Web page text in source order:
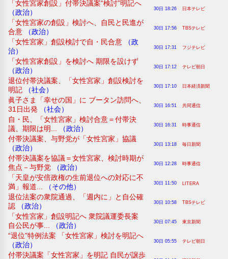
「女性宮家創設」付帯決議案“検討”明記へ
（政治）
30日 18:26 日本テレビ
「女性宮家の創設」検討へ、自民と民進が
合意 （政治） 30日 17:56 TBSテレビ
「女性宮家」創設検討で自・民合意 （政
治）
30日 17:31 フジテレビ
「女性宮家創設」を検討へ 期限を設けず
（政治）
30日 17:12 テレビ朝日
退位付帯決議案、「女性宮家」創設検討を
明記 （社会） 30日 17:10 日本経済新聞
眞子さま「幸せの国」に ブータン訪問へ、
31日出発 （社会） 30日 16:51 共同通信
自・民、「女性宮家」検討合意＝付帯決
議、期限は明...
（政治） 30日 16:31 時事通信
付帯決議案、与野党が「女性宮家」協議
（政治）
30日 13:18 毎日新聞
付帯決議案を協議＝女性宮家、検討時期が
焦点－与野党 （政治） 30日 12:28 時事通信
「天皇が安倍政権の生前退位への対応に不
満」報道...
（その他） 30日 11:50 LITERA
退位法案の衆院通過、「週内に」と自公確
認 （政治） 30日 10:58 TBSテレビ
「女性宮家」創設明記へ 衆院議運委長案
自公民が事...
（政治） 30日 07:45 東京新聞
“退位”特例法案 「女性宮家」検討を明記へ
（政治）
30日 05:55 テレビ朝日
付帯決議案「女性宮家」を明記 自民が譲歩